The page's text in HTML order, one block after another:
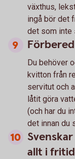
växthus,
ingå bör det
det som inte
Du behöver
kvitton från
servitut och
låtit göra
(och har du
det innan du
allt i